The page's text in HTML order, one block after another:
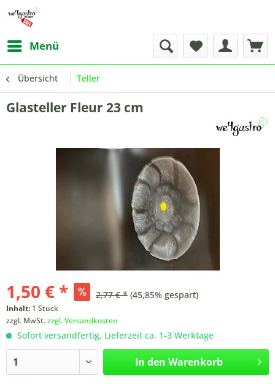
Menü
Übersicht Teller
Glasteller Fleur 23 cm
1,50 € * 2,77 € * (45,85% gespart)
Inhalt: 1 Stück
zzgl. MwSt.zzgl. Versandkosten
Sofort versandfertig, Lieferzeit ca. 1-3 Werktage
In den Warenkorb